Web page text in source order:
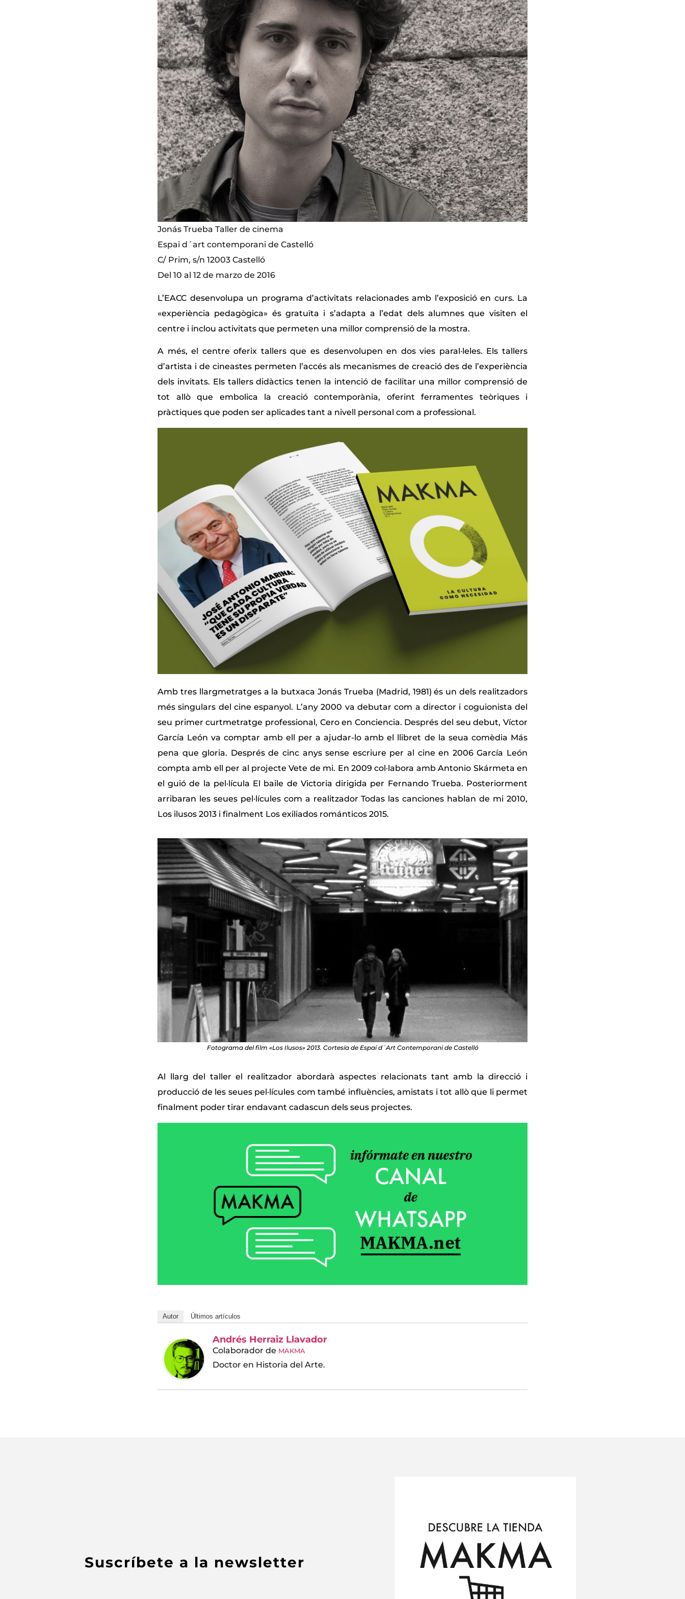
Jonás Trueba Taller de cinema
Espai d´art contemporani de Castelló
C/ Prim, s/n 12003 Castelló
Del 10 al 12 de marzo de 2016
L’EACC desenvolupa un programa d’activitats relacionades amb l’exposició en curs. La
«experiència pedagògica» és gratuïta i s’adapta a l’edat dels alumnes que visiten el
centre i inclou activitats que permeten una millor comprensió de la mostra.
A més, el centre oferix tallers que es desenvolupen en dos vies paral·leles. Els tallers
d’artista i de cineastes permeten l’accés als mecanismes de creació des de l’experiència
dels invitats. Els tallers didàctics tenen la intenció de facilitar una millor comprensió de
tot allò que embolica la creació contemporània, oferint ferramentes teòriques i
pràctiques que poden ser aplicades tant a nivell personal com a professional.
Amb tres llargmetratges a la butxaca Jonás Trueba (Madrid, 1981) és un dels realitzadors
més singulars del cine espanyol. L’any 2000 va debutar com a director i coguionista del
seu primer curtmetratge professional, Cero en Conciencia. Després del seu debut, Víctor
García León va comptar amb ell per a ajudar-lo amb el llibret de la seua comèdia Más
pena que gloria. Després de cinc anys sense escriure per al cine en 2006 García León
compta amb ell per al projecte Vete de mi. En 2009 col·labora amb Antonio Skármeta en
el guió de la pel·lícula El baile de Victoria dirigida per Fernando Trueba. Posteriorment
arribaran les seues pel·lícules com a realitzador Todas las canciones hablan de mi 2010,
Los ilusos 2013 i finalment Los exiliados románticos 2015.
Fotograma del film «Los Ilusos» 2013. Cortesía de Espai d´Art Contemporani de Castelló
Al llarg del taller el realitzador abordarà aspectes relacionats tant amb la direcció i
producció de les seues pel·lícules com també influències, amistats i tot allò que li permet
finalment poder tirar endavant cadascun dels seus projectes.
Autor Últimos artículos
Andrés Herraiz Llavador
Colaborador de MAKMA
Doctor en Historia del Arte.
Suscríbete a la newsletter